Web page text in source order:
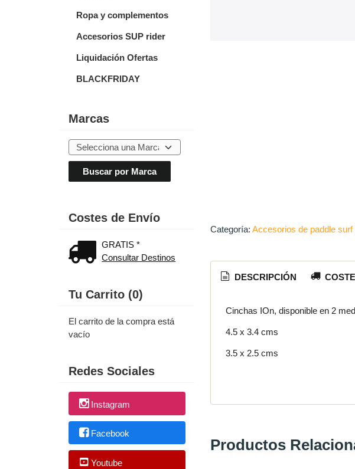
Ropa y complementos
Accesorios SUP rider
Liquidación Ofertas
BLACKFRIDAY
Marcas
Costes de Envío
GRATIS *
Consultar Destinos
Tu Carrito (0)
El carrito de la compra está
vacío
Redes Sociales
Instagram
Facebook
Youtube
Categoría: Accesorios de paddle surf
DESCRIPCIÓN
Cinchas IOn, disponible en 2
4.5 x 3.4 cms
3.5 x 2.5 cms
Productos